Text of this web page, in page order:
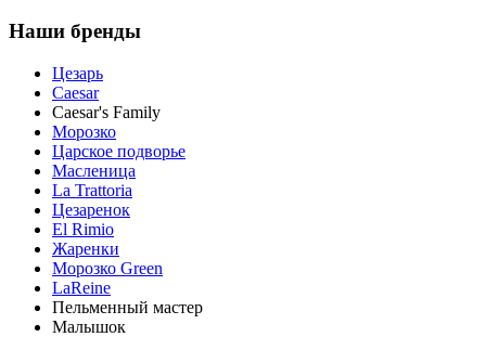
Наши бренды
Цезарь
Caesar
Caesar's Family
Морозко
Царское подворье
Масленица
La Trattoria
Цезаренок
El Rimio
Жаренки
Морозко Green
LaReine
Пельменный мастер
Малышок